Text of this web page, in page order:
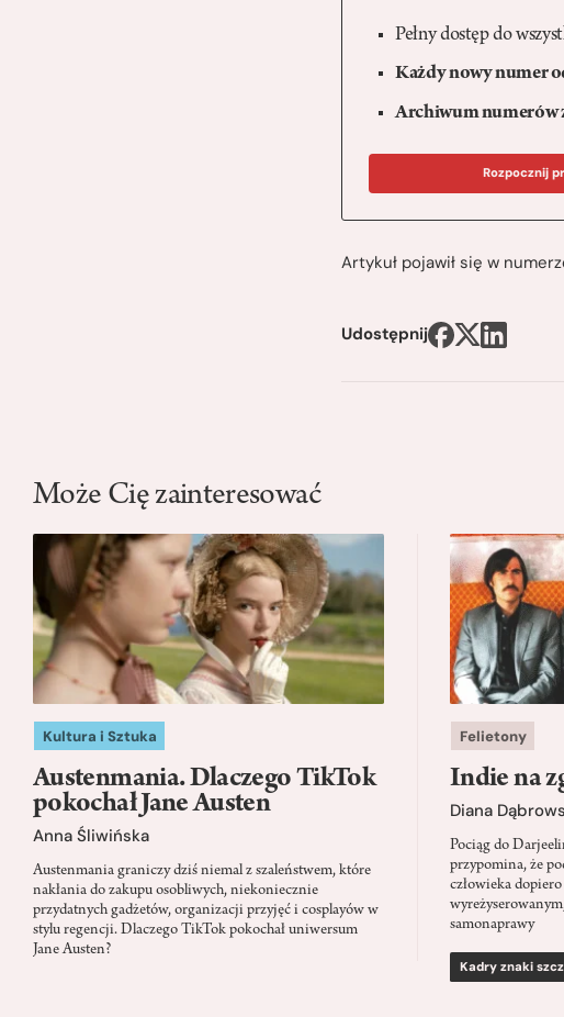
Pełny dostęp do
Każdy nowy numer
Archiwum numerów
Rozpocznij
Artykuł pojawił się w
Udostępnij
Może Cię zainteresować
Kultura i Sztuka
Austenmania. Dlaczego TikTok
pokochał Jane Austen
Anna Śliwińska
Austenmania graniczy dziś niemal z szaleństwem, które
nakłania do zakupu osobliwych, niekoniecznie
przydatnych gadżetów, organizacji przyjęć i cosplayów w
stylu regencji. Dlaczego TikTok pokochał uniwersum
Jane Austen?
Felietony
Indie na
Diana
Pociąg do
przypomina, że
człowieka
samonaprawy
Kadry znaki